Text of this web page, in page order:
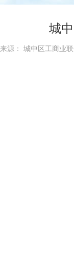
城
来源： 城中区工商业